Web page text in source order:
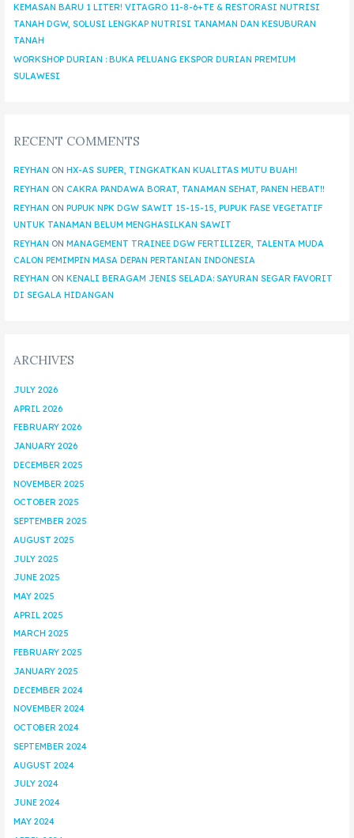
KEMASAN BARU 1 LITER! VITAGRO 11-8-6+TE & RESTORASI NUTRISI
TANAH DGW, SOLUSI LENGKAP NUTRISI TANAMAN DAN KESUBURAN
TANAH
WORKSHOP DURIAN : BUKA PELUANG EKSPOR DURIAN PREMIUM
SULAWESI
RECENT COMMENTS
REYHAN ON HX-AS SUPER, TINGKATKAN KUALITAS MUTU BUAH!
REYHAN ON CAKRA PANDAWA BORAT, TANAMAN SEHAT, PANEN HEBAT!!
REYHAN ON PUPUK NPK DGW SAWIT 15-15-15, PUPUK FASE VEGETATIF
UNTUK TANAMAN BELUM MENGHASILKAN SAWIT
REYHAN ON MANAGEMENT TRAINEE DGW FERTILIZER, TALENTA MUDA
CALON PEMIMPIN MASA DEPAN PERTANIAN INDONESIA
REYHAN ON KENALI BERAGAM JENIS SELADA: SAYURAN SEGAR FAVORIT
DI SEGALA HIDANGAN
ARCHIVES
JULY 2026
APRIL 2026
FEBRUARY 2026
JANUARY 2026
DECEMBER 2025
NOVEMBER 2025
OCTOBER 2025
SEPTEMBER 2025
AUGUST 2025
JULY 2025
JUNE 2025
MAY 2025
APRIL 2025
MARCH 2025
FEBRUARY 2025
JANUARY 2025
DECEMBER 2024
NOVEMBER 2024
OCTOBER 2024
SEPTEMBER 2024
AUGUST 2024
JULY 2024
JUNE 2024
MAY 2024